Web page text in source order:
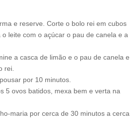
e reserve. Corte o bolo rei em cubos
leite com o açúcar o pau de canela e a
a casca de limão e o pau de canela e
rei.
por 10 minutos.
5 ovos batidos, mexa bem e verta na
maria por cerca de 30 minutos a cerca